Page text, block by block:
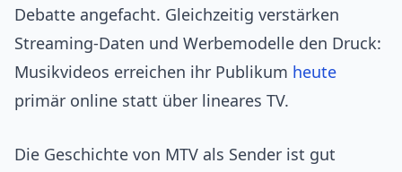
Debatte angefacht. Gleichzeitig verstärken
Streaming-Daten und Werbemodelle den Druck:
Musikvideos erreichen ihr Publikum heute
primär online statt über lineares TV.
Die Geschichte von MTV als Sender ist gut